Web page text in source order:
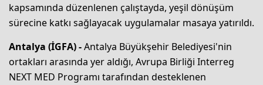
kapsamında düzenlenen çalıştayda, yeşil dönüşüm
sürecine katkı sağlayacak uygulamalar masaya yatırıldı.
Antalya (İGFA) -Antalya Büyükşehir Belediyesi'nin
ortakları arasında yer aldığı, Avrupa Birliği Interreg
NEXT MED Programı tarafından desteklenen